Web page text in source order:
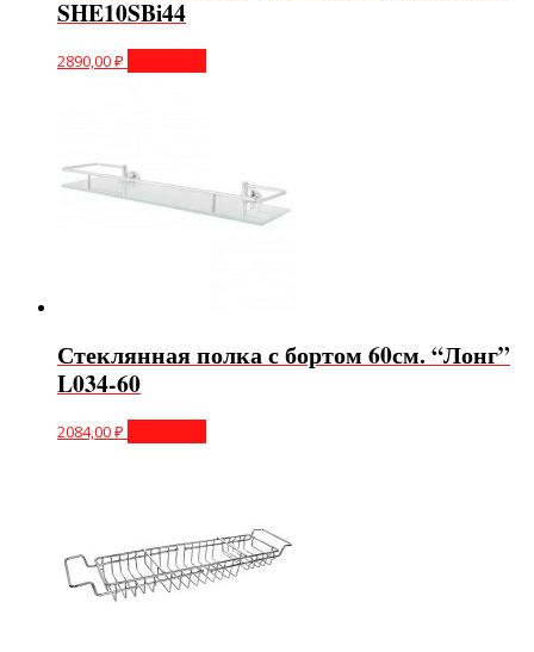
SHE10SBi44
2890,00₽
Стеклянная полка с бортом 60см. “Лонг”
L034-60
2084,00₽